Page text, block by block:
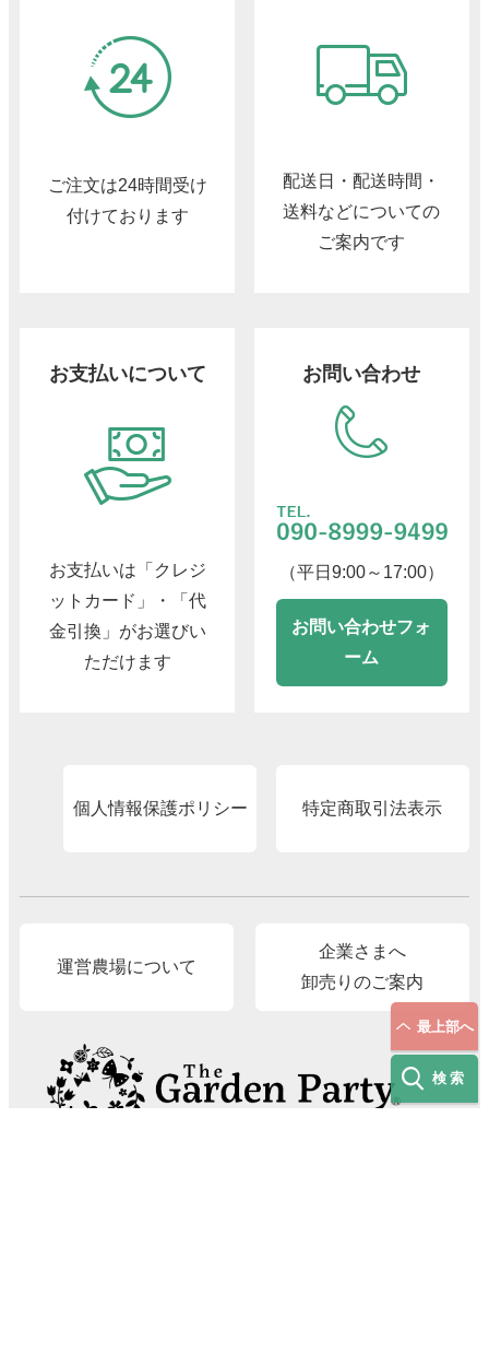
ご注文は24時間受け
付けております
配送日・配送時間・
送料などについての
ご案内です
お支払いについて
お支払いは「クレジ
ットカード」・「代
金引換」がお選びい
ただけます
お問い合わせ
（平日9:00～17:00）
お問い合わせフォ
ーム
個人情報保護ポリシー 特定商取引法表示
運営農場について
企業さまへ
卸売りのご案内
最上部へ
検索